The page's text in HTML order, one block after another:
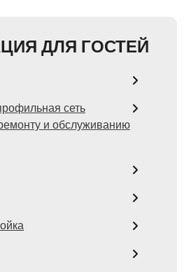
ДЛЯ ГОСТЕЙ
сеть
и обслуживанию